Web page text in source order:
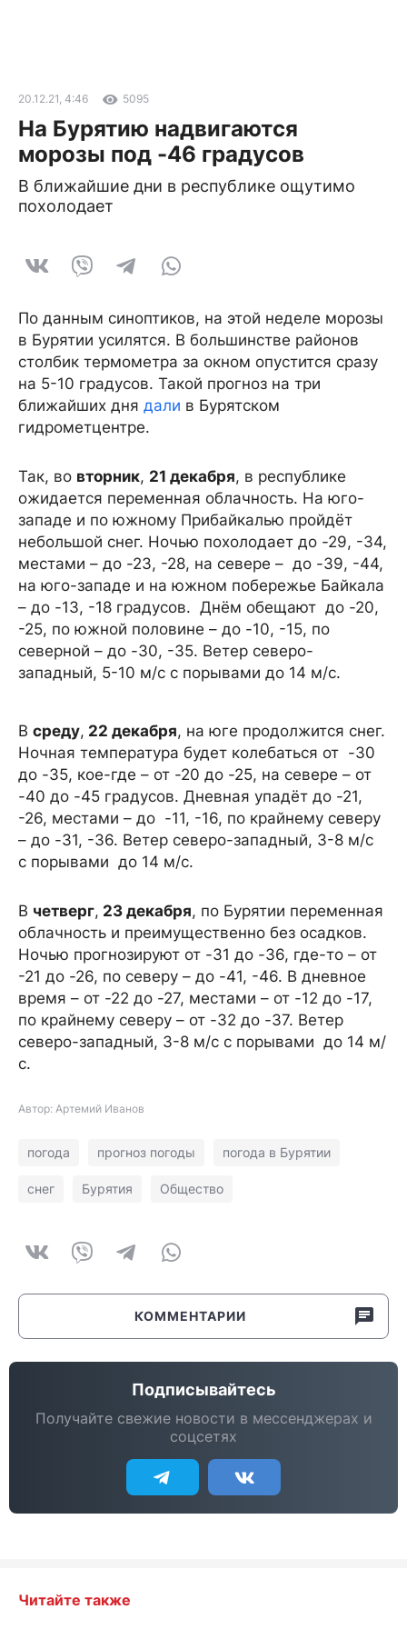
20.12.21, 4:46 5095
На Бурятию надвигаются
морозы под -46 градусов
В ближайшие дни в республике ощутимо
похолодает
По данным синоптиков, на этой неделе морозы
в Бурятии усилятся. В большинстве районов
столбик термометра за окном опустится сразу
на 5-10 градусов. Такой прогноз на три
ближайших дня дали в Бурятском
гидрометцентре.
Так, во вторник, 21 декабря, в республике
ожидается переменная облачность. На юго-
западе и по южному Прибайкалью пройдёт
небольшой снег. Ночью похолодает до -29, -34,
местами – до -23, -28, на севере – до -39, -44,
на юго-западе и на южном побережье Байкала
– до -13, -18 градусов. Днём обещают до -20,
-25, по южной половине – до -10, -15, по
северной – до -30, -35. Ветер северо-
западный, 5-10 м/с с порывами до 14 м/с.
В среду, 22 декабря, на юге продолжится снег.
Ночная температура будет колебаться от -30
до -35, кое-где – от -20 до -25, на севере – от
-40 до -45 градусов. Дневная упадёт до -21,
-26, местами – до -11, -16, по крайнему северу
– до -31, -36. Ветер северо-западный, 3-8 м/с
с порывами до 14 м/с.
В четверг, 23 декабря, по Бурятии переменная
облачность и преимущественно без осадков.
Ночью прогнозируют от -31 до -36, где-то – от
-21 до -26, по северу – до -41, -46. В дневное
время – от -22 до -27, местами – от -12 до -17,
по крайнему северу – от -32 до -37. Ветер
северо-западный, 3-8 м/с с порывами до 14 м/
с.
Автор: Артемий Иванов
погода прогноз погоды погода в Бурятии
снег Бурятия Общество
КОММЕНТАРИИ
Подписывайтесь
Получайте свежие новости в мессенджерах и
соцсетях
Читайте также